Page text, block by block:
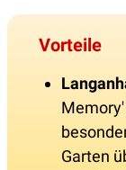
Vorteile
Garten